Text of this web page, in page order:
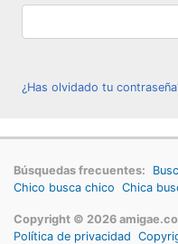
¿Has olvidado tu
Búsquedas frecuentes:
Chico busca chico Chica
Copyright © 2026
Política de privacidad